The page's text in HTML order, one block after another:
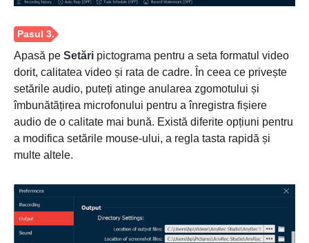
Apasă pe Setări pictograma pentru a seta formatul video
dorit, calitatea video și rata de cadre. În ceea ce privește
setările audio, puteți atinge anularea zgomotului și
îmbunătățirea microfonului pentru a înregistra fișiere
audio de o calitate mai bună. Există diferite opțiuni pentru
a modifica setările mouse-ului, a regla tasta rapidă și
multe altele.